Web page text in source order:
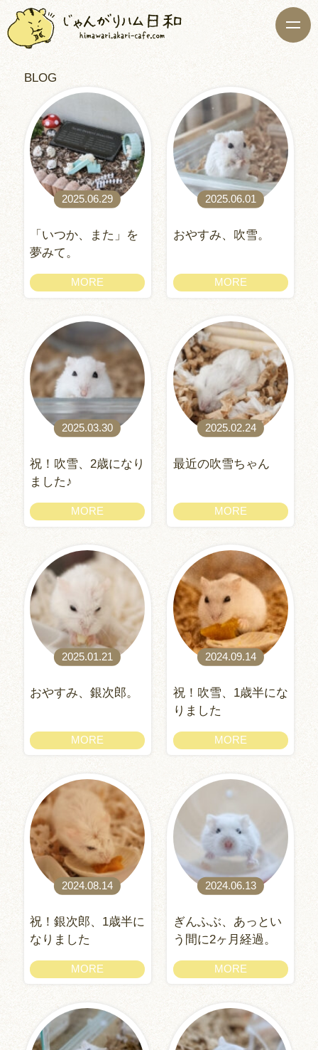
BLOG
2025.06.29
「いつか、また」を
夢みて。
MORE
2025.06.01
おやすみ、吹雪。
MORE
2025.03.30
祝！吹雪、2歳になり
ました♪
MORE
2025.02.24
最近の吹雪ちゃん
MORE
2025.01.21
おやすみ、銀次郎。
MORE
2024.09.14
祝！吹雪、1歳半にな
りました
MORE
2024.08.14
祝！銀次郎、1歳半に
なりました
MORE
2024.06.13
ぎんふぶ、あっとい
う間に2ヶ月経過。
MORE